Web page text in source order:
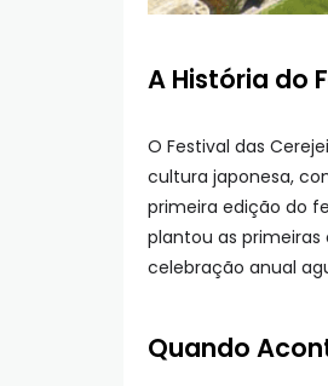
A História do
O Festival das
cultura japonesa,
primeira edição do
plantou as primeiras
celebração anual
Quando